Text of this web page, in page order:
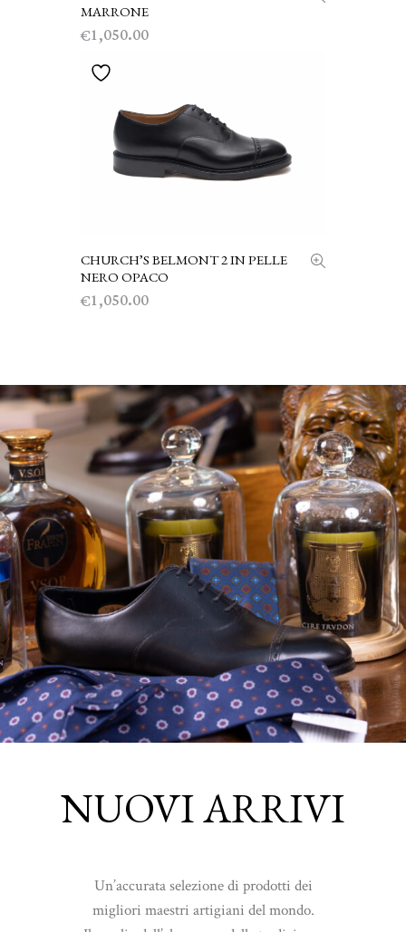
MARRONE
€1,050.00
SCEGLI
CHURCH’S BELMONT 2 IN PELLE
NERO OPACO
€1,050.00
NUOVI ARRIVI
Un’accurata selezione di prodotti dei
migliori maestri artigiani del mondo.